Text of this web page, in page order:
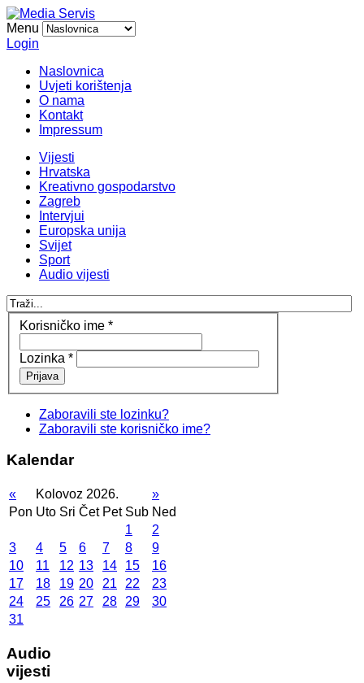
Menu
Login
Naslovnica
Uvjeti korištenja
O nama
Kontakt
Impressum
Vijesti
Hrvatska
Kreativno gospodarstvo
Zagreb
Intervjui
Europska unija
Svijet
Sport
Audio vijesti
Korisničko ime *
Lozinka *
Prijava
Zaboravili ste lozinku?
Zaboravili ste korisničko ime?
Kalendar
« Kolovoz 2026.
»
Pon Uto Sri Čet Pet Sub Ned
1
2
3
4 5 6 7 8
9
10
11 12 13 14 15
16
17
18 19 20 21 22
23
24
25 26 27 28 29
30
31
Audio
vijesti